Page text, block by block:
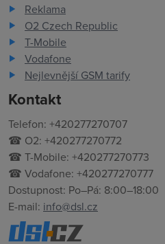
Reklama
O2 Czech Republic
T-Mobile
Vodafone
Nejlevnější GSM tarify
Kontakt
Telefon: +420277270707
☎ O2: +420277270772
☎ T-Mobile: +420277270773
☎ Vodafone: +420277270777
Dostupnost: Po–Pá: 8:00–18:00
E-mail: info@dsl.cz